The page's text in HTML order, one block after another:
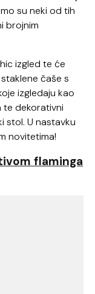
su neki od tih
brojnim
izgled te će
čaše s
izgledaju kao
dekorativni
stol. U nastavku
novitetima!
flaminga